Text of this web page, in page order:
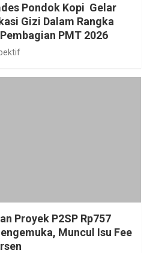
Pondok Kopi Gelar
Gizi Dalam Rangka
PMT 2026
Proyek P2SP Rp757
Muncul Isu Fee